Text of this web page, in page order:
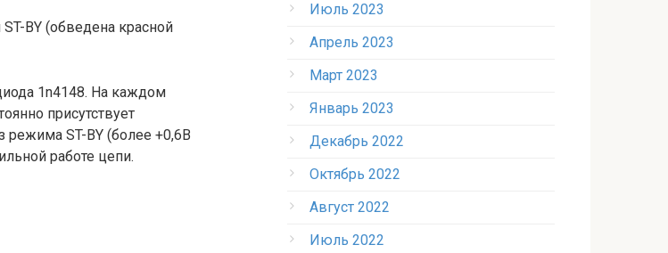
BY (обведена красной
1n4148. На каждом
присутствует
ST-BY (более +0,6В
работе цепи.
Июль 2023
Апрель 2023
Март 2023
Январь 2023
Декабрь 2022
Октябрь 2022
Август 2022
Июль 2022